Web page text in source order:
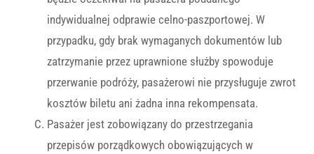
indywidualnej odprawie celno-paszportowej. W
przypadku, gdy brak wymaganych dokumentów lub
zatrzymanie przez uprawnione służby spowoduje
przerwanie podróży, pasażerowi nie przysługuje zwrot
kosztów biletu ani żadna inna rekompensata.
Pasażer jest zobowiązany do przestrzegania
przepisów porządkowych obowiązujących w